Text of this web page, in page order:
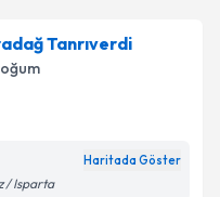
Tanrıverdi
Haritada Göster
/ Isparta